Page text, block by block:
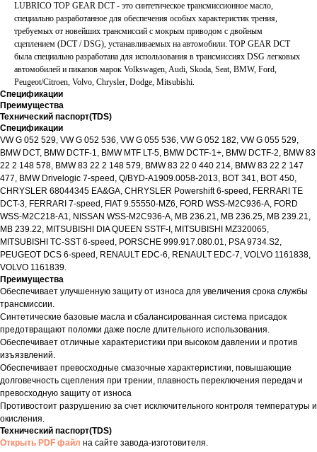
LUBRICO TOP GEAR DCT - это синтетическое трансмиссионное масло,
специально разработанное для обеспечения особых характеристик трения,
требуемых от новейших трансмиссий с мокрым приводом с двойным
сцеплением (DCT / DSG), устанавливаемых на автомобили. TOP GEAR DCT
была специально разработана для использования в трансмиссиях DSG легковых
автомобилей и пикапов марок Volkswagen, Audi, Skoda, Seat, BMW, Ford,
Peugeot/Citroen, Volvo, Chrysler, Dodge, Mitsubishi.
Спецификации
Преимущества
Технический паспорт(TDS)
Спецификации
VW G 052 529, VW G 052 536, VW G 055 536, VW G 052 182, VW G 055 529,
BMW DCT, BMW DCTF-1, BMW MTF LT-5, BMW DCTF-1+, BMW DCTF-2, BMW 83
22 2 148 578, BMW 83 22 2 148 579, BMW 83 22 0 440 214, BMW 83 22 2 147
477, BMW Drivelogic 7-speed, Q/BYD-A1909.0058-2013, BOT 341, BOT 450,
CHRYSLER 68044345 EA&GA, CHRYSLER Powershift 6-speed, FERRARI TE
DCT-3, FERRARI 7-speed, FIAT 9.55550-MZ6, FORD WSS-M2C936-A, FORD
WSS-M2C218-A1, NISSAN WSS-M2C936-A, MB 236.21, MB 236.25, MB 239.21,
MB 239.22, MITSUBISHI DIA QUEEN SSTF-I, MITSUBISHI MZ320065,
MITSUBISHI TC-SST 6-speed, PORSCHE 999.917.080.01, PSA 9734.S2,
PEUGEOT DCS 6-speed, RENAULT EDC-6, RENAULT EDC-7, VOLVO 1161838,
VOLVO 1161839.
Преимущества
Обеспечивает улучшенную защиту от износа для увеличения срока службы
трансмиссии.
Синтетические базовые масла и сбалансированная система присадок
предотвращают поломки даже после длительного использования.
Обеспечивает отличные характеристики при высоком давлении и против
изъязвлений.
Обеспечивает превосходные смазочные характеристики, повышающие
долговечность сцепления при трении, плавность переключения передач и
превосходную защиту от износа
Противостоит разрушению за счет исключительного контроля температуры и
окисления.
Технический паспорт(TDS)
Открыть PDF файл на сайте завода-изготовителя.